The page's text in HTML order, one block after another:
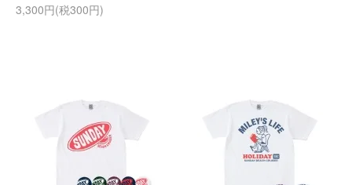
3,300円(税300円)